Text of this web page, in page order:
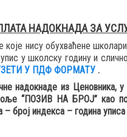
НАДОКНАДА ЗА
које нису обухваћене
у школску годину и
У ПДФ ФОРМАТУ .
надокнаде из Ценовника,
“ПОЗИВ НА БРОЈ” као
– број индекса – година